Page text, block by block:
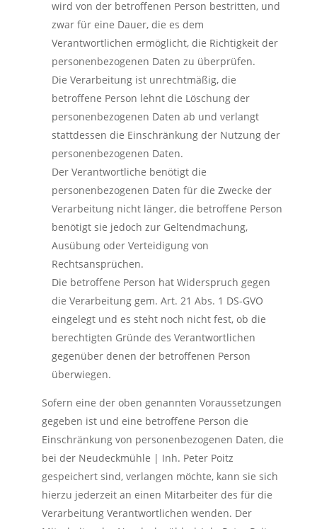
wird von der betroffenen Person bestritten, und
zwar für eine Dauer, die es dem
Verantwortlichen ermöglicht, die Richtigkeit der
personenbezogenen Daten zu überprüfen.
Die Verarbeitung ist unrechtmäßig, die
betroffene Person lehnt die Löschung der
personenbezogenen Daten ab und verlangt
stattdessen die Einschränkung der Nutzung der
personenbezogenen Daten.
Der Verantwortliche benötigt die
personenbezogenen Daten für die Zwecke der
Verarbeitung nicht länger, die betroffene Person
benötigt sie jedoch zur Geltendmachung,
Ausübung oder Verteidigung von
Rechtsansprüchen.
Die betroffene Person hat Widerspruch gegen
die Verarbeitung gem. Art. 21 Abs. 1 DS-GVO
eingelegt und es steht noch nicht fest, ob die
berechtigten Gründe des Verantwortlichen
gegenüber denen der betroffenen Person
überwiegen.
Sofern eine der oben genannten Voraussetzungen
gegeben ist und eine betroffene Person die
Einschränkung von personenbezogenen Daten, die
bei der Neudeckmühle | Inh. Peter Poitz
gespeichert sind, verlangen möchte, kann sie sich
hierzu jederzeit an einen Mitarbeiter des für die
Verarbeitung Verantwortlichen wenden. Der